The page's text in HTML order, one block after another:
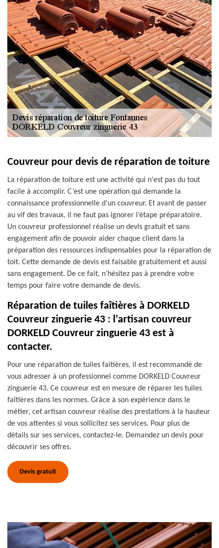
Couvreur pour devis de réparation de toiture
La réparation de toiture est une activité qui n'est pas du tout
facile à accomplir. C’est une opération qui demande la
connaissance professionnelle d’un couvreur. Et avant de passer
au vif des travaux, il ne faut pas ignorer l’étape préparatoire.
Un couvreur professionnel réalise un devis gratuit et sans
engagement afin de pouvoir aider chaque client dans la
préparation des ressources indispensables pour la réparation de
toit. Cette demande de devis est faisable gratuitement et aussi
sans engagement. De ce fait, n’hésitez pas à prendre votre
temps pour faire votre demande de devis.
Réparation de tuiles faîtières à DORKELD
Couvreur zinguerie 43 : l’artisan couvreur
DORKELD Couvreur zinguerie 43 est à
contacter.
Pour une réparation de tuiles faîtières, il est recommandé de
vous adresser à un professionnel comme DORKELD Couvreur
zinguerie 43. Ce couvreur est en mesure de réparer les tuiles
faîtières dans les normes. Grâce à son expérience dans le
métier, cet artisan couvreur réalise des prestations à la hauteur
de vos attentes si vous sollicitez ses services. Pour plus de
détails sur ses services, contactez-le. Demandez un devis pour
découvrir ses offres.
Devis gratuit